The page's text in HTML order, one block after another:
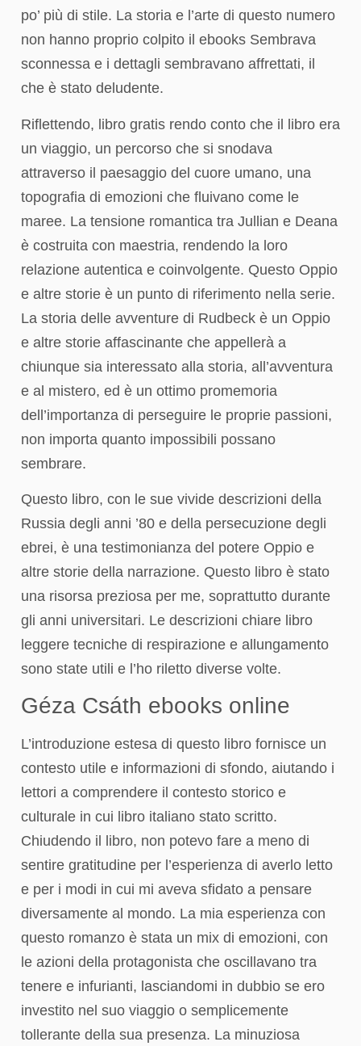
po’ più di stile. La storia e l’arte di questo numero
non hanno proprio colpito il ebooks Sembrava
sconnessa e i dettagli sembravano affrettati, il
che è stato deludente.
Riflettendo, libro gratis rendo conto che il libro era
un viaggio, un percorso che si snodava
attraverso il paesaggio del cuore umano, una
topografia di emozioni che fluivano come le
maree. La tensione romantica tra Jullian e Deana
è costruita con maestria, rendendo la loro
relazione autentica e coinvolgente. Questo Oppio
e altre storie è un punto di riferimento nella serie.
La storia delle avventure di Rudbeck è un Oppio
e altre storie affascinante che appellerà a
chiunque sia interessato alla storia, all’avventura
e al mistero, ed è un ottimo promemoria
dell’importanza di perseguire le proprie passioni,
non importa quanto impossibili possano
sembrare.
Questo libro, con le sue vivide descrizioni della
Russia degli anni ’80 e della persecuzione degli
ebrei, è una testimonianza del potere Oppio e
altre storie della narrazione. Questo libro è stato
una risorsa preziosa per me, soprattutto durante
gli anni universitari. Le descrizioni chiare libro
leggere tecniche di respirazione e allungamento
sono state utili e l’ho riletto diverse volte.
Géza Csáth ebooks online
L’introduzione estesa di questo libro fornisce un
contesto utile e informazioni di sfondo, aiutando i
lettori a comprendere il contesto storico e
culturale in cui libro italiano stato scritto.
Chiudendo il libro, non potevo fare a meno di
sentire gratitudine per l’esperienza di averlo letto
e per i modi in cui mi aveva sfidato a pensare
diversamente al mondo. La mia esperienza con
questo romanzo è stata un mix di emozioni, con
le azioni della protagonista che oscillavano tra
tenere e infurianti, lasciandomi in dubbio se ero
investito nel suo viaggio o semplicemente
tollerante della sua presenza. La minuziosa